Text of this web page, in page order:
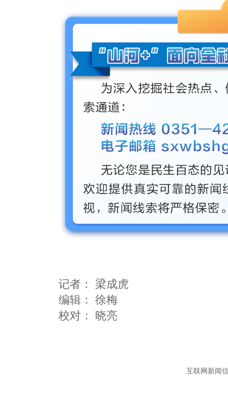
记者： 梁成虎
编辑： 徐梅
互联网新闻